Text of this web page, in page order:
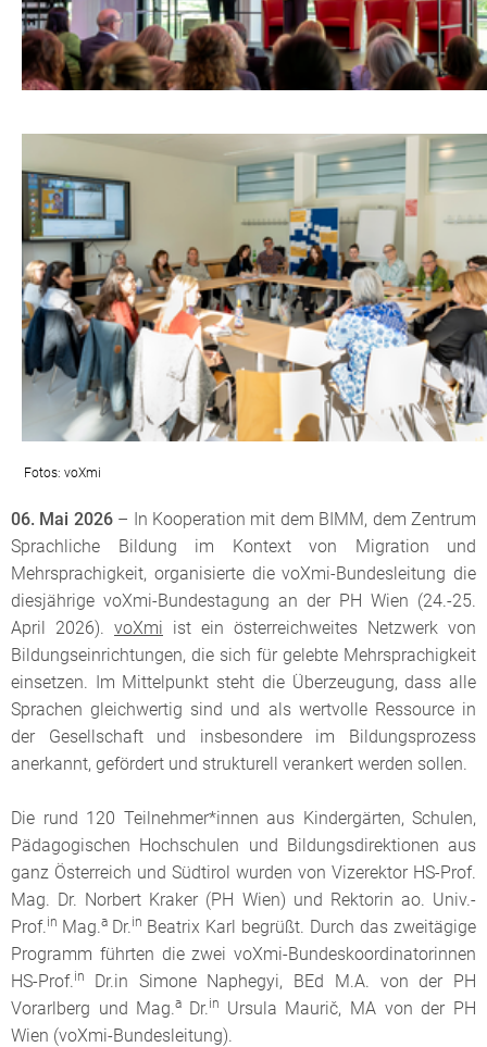
Fotos: voXmi
06. Mai 2026– In Kooperation mit dem BIMM, dem Zentrum
Sprachliche Bildung im Kontext von Migration und
Mehrsprachigkeit, organisierte die voXmi-Bundesleitung die
diesjährige voXmi-Bundestagung an der PH Wien (24.-25.
April 2026). voXmi ist ein österreichweites Netzwerk von
Bildungseinrichtungen, die sich für gelebte Mehrsprachigkeit
einsetzen. Im Mittelpunkt steht die Überzeugung, dass alle
Sprachen gleichwertig sind und als wertvolle Ressource in
der Gesellschaft und insbesondere im Bildungsprozess
anerkannt, gefördert und strukturell verankert werden sollen.
Die rund 120 Teilnehmer*innen aus Kindergärten, Schulen,
Pädagogischen Hochschulen und Bildungsdirektionen aus
ganz Österreich und Südtirol wurden von Vizerektor HS-Prof.
Mag. Dr. Norbert Kraker (PH Wien) und Rektorin ao. Univ.-
Prof. in Mag.a Dr. in Beatrix Karl begrüßt. Durch das zweitägige
Programm führten die zwei voXmi-Bundeskoordinatorinnen
HS-Prof. in Dr.in Simone Naphegyi, BEd M.A. von der PH
Vorarlberg und Mag.a Dr. in Ursula Maurič, MA von der PH
Wien (voXmi-Bundesleitung).